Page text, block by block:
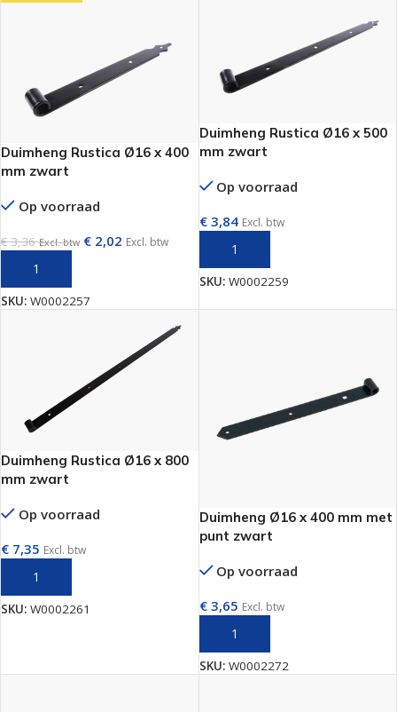
Duimheng Rustica Ø16 x 400
mm zwart
Op voorraad
€3,36 Excl. btw € 2,02 Excl. btw
SKU: W0002257
Duimheng Rustica Ø16 x 500
mm zwart
Op voorraad
€3,84 Excl. btw
SKU: W0002259
Duimheng Rustica Ø16 x 800
mm zwart
Op voorraad
€ 7,35 Excl. btw
SKU: W0002261
Duimheng Ø16 x 400 mm met
punt zwart
Op voorraad
€3,65 Excl. btw
SKU: W0002272